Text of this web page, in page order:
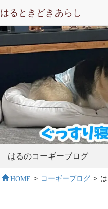
はるときどきあらし
はるのコーギーブログ
HOME > コーギーブログ >